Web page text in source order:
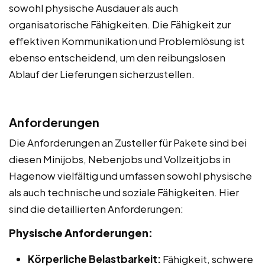
sowohl physische Ausdauer als auch
organisatorische Fähigkeiten. Die Fähigkeit zur
effektiven Kommunikation und Problemlösung ist
ebenso entscheidend, um den reibungslosen
Ablauf der Lieferungen sicherzustellen.
Anforderungen
Die Anforderungen an Zusteller für Pakete sind bei
diesen Minijobs, Nebenjobs und Vollzeitjobs in
Hagenow vielfältig und umfassen sowohl physische
als auch technische und soziale Fähigkeiten. Hier
sind die detaillierten Anforderungen:
Physische Anforderungen:
Körperliche Belastbarkeit: Fähigkeit, schwere